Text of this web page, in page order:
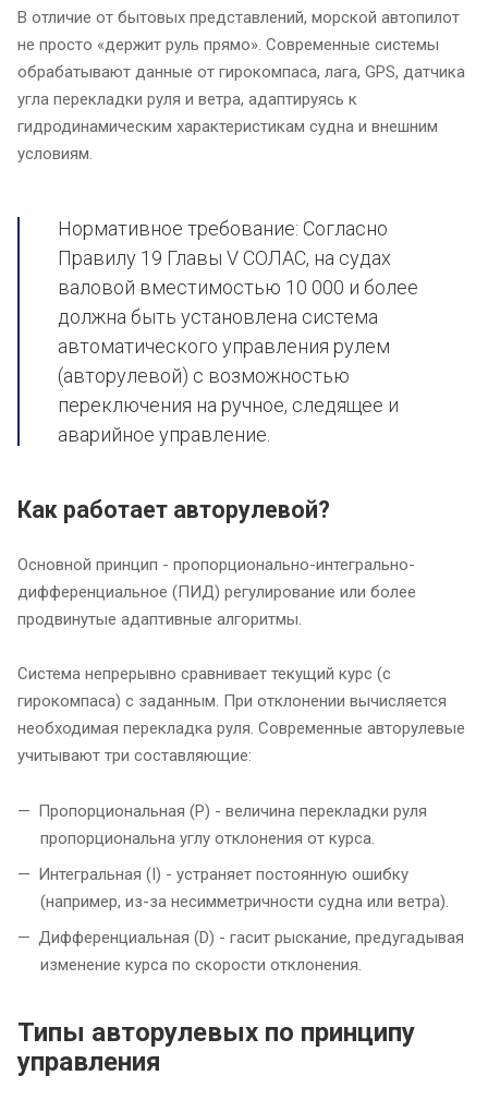
В отличие от бытовых представлений, морской автопилот
не просто «держит руль прямо». Современные системы
обрабатывают данные от гирокомпаса, лага, GPS, датчика
угла перекладки руля и ветра, адаптируясь к
гидродинамическим характеристикам судна и внешним
условиям.
Нормативное требование: Согласно
Правилу 19 Главы V СОЛАС, на судах
валовой вместимостью 10 000 и более
должна быть установлена система
автоматического управления рулем
(авторулевой) с возможностью
переключения на ручное, следящее и
аварийное управление.
Как работает авторулевой?
Основной принцип - пропорционально-интегрально-
дифференциальное (ПИД) регулирование или более
продвинутые адаптивные алгоритмы.
Система непрерывно сравнивает текущий курс (с
гирокомпаса) с заданным. При отклонении вычисляется
необходимая перекладка руля. Современные авторулевые
учитывают три составляющие:
Пропорциональная (P) - величина перекладки руля
пропорциональна углу отклонения от курса.
Интегральная (I) - устраняет постоянную ошибку
(например, из-за несимметричности судна или ветра).
Дифференциальная (D) - гасит рыскание, предугадывая
изменение курса по скорости отклонения.
Типы авторулевых по принципу
управления